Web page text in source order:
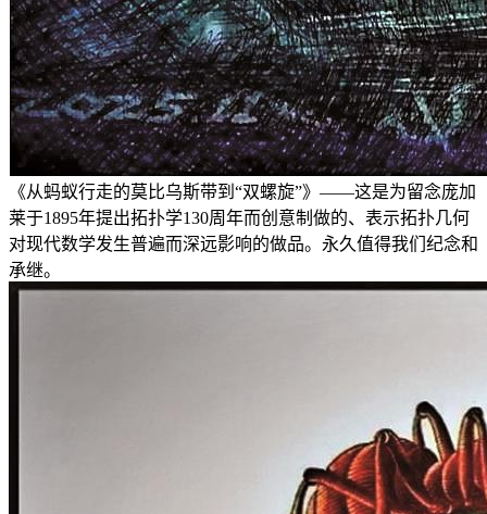
《从蚂蚁行走的莫比乌斯带到“双螺旋”》——这是为留念庞加
莱于1895年提出拓扑学130周年而创意制做的、表示拓扑几何
对现代数学发生普遍而深远影响的做品。永久值得我们纪念和
承继。